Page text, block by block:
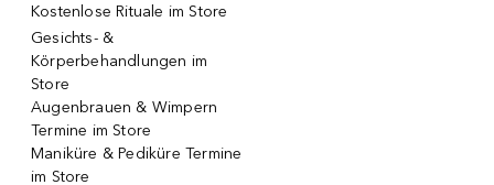
Kostenlose Rituale im Store
Gesichts- &
Körperbehandlungen im
Store
Augenbrauen & Wimpern
Termine im Store
Maniküre & Pediküre Termine
im Store